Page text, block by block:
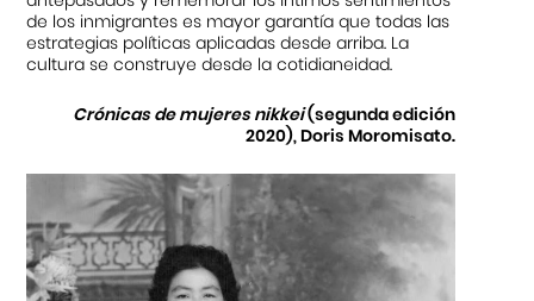
de los inmigrantes es mayor garantía que todas las
estrategias políticas aplicadas desde arriba. La
cultura se construye desde la cotidianeidad.
Crónicas de mujeres nikkei(segunda edición
2020), Doris Moromisato.